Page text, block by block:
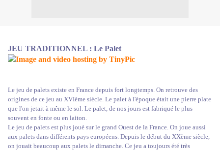
JEU TRADITIONNEL : Le Palet
Le jeu de palets existe en France depuis fort longtemps. On retrouve des
origines de ce jeu au XVIème siècle. Le palet à l'époque était une pierre plate
que l'on jetait à même le sol. Le palet, de nos jours est fabriqué le plus
souvent en fonte ou en laiton.
Le jeu de palets est plus joué sur le grand Ouest de la France. On joue aussi
aux palets dans différents pays européens. Depuis le début du XXème siècle,
on jouait beaucoup aux palets le dimanche. Ce jeu a toujours été très